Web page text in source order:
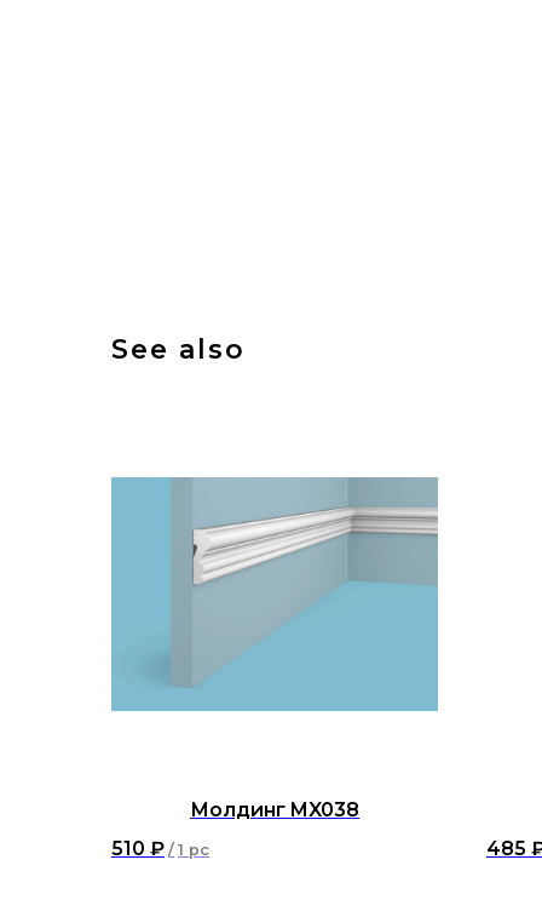
See also
Молдинг MX038
510 ₽ / 1 pc 485